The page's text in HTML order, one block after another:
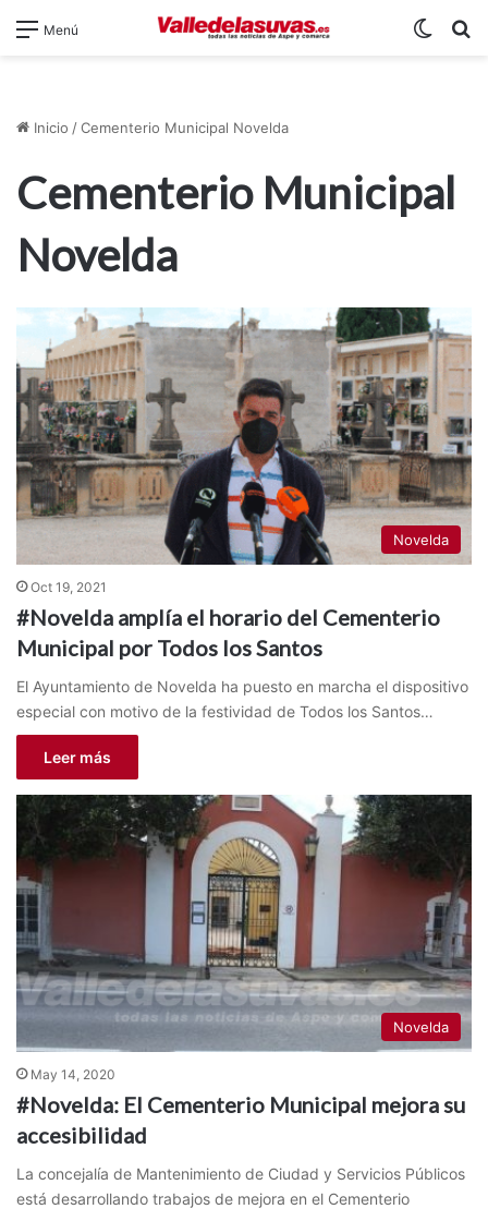
Menú
Inicio /Cementerio Municipal Novelda
Cementerio Municipal
Novelda
Novelda
Oct 19, 2021
#Novelda amplía el horario del Cementerio
Municipal por Todos los Santos
El Ayuntamiento de Novelda ha puesto en marcha el dispositivo
especial con motivo de la festividad de Todos los Santos…
Leer más
Novelda
May 14, 2020
#Novelda: El Cementerio Municipal mejora su
accesibilidad
La concejalía de Mantenimiento de Ciudad y Servicios Públicos
está desarrollando trabajos de mejora en el Cementerio